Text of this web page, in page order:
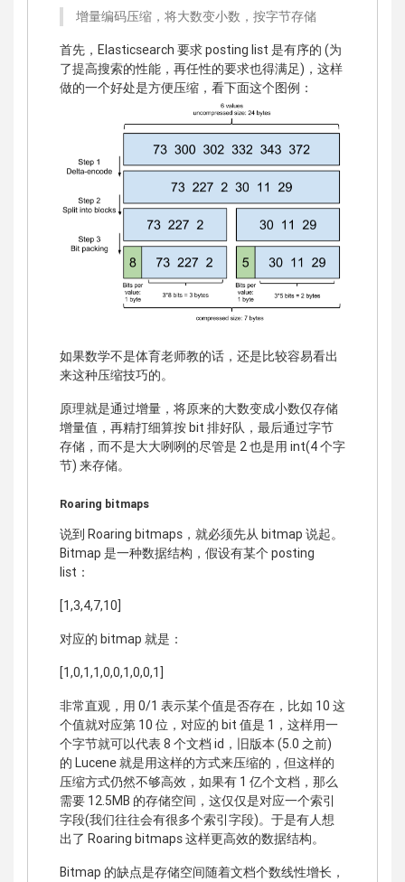
增量编码压缩，将大数变小数，按字节存储
首先，Elasticsearch 要求 posting list 是有序的 (为
了提高搜索的性能，再任性的要求也得满足)，这样
做的一个好处是方便压缩，看下面这个图例：
如果数学不是体育老师教的话，还是比较容易看出
来这种压缩技巧的。
原理就是通过增量，将原来的大数变成小数仅存储
增量值，再精打细算按 bit 排好队，最后通过字节
存储，而不是大大咧咧的尽管是 2 也是用 int(4 个字
节) 来存储。
Roaring bitmaps
说到 Roaring bitmaps，就必须先从 bitmap 说起。
Bitmap 是一种数据结构，假设有某个 posting
list：
[1,3,4,7,10]
对应的 bitmap 就是：
[1,0,1,1,0,0,1,0,0,1]
非常直观，用 0/1 表示某个值是否存在，比如 10 这
个值就对应第 10 位，对应的 bit 值是 1，这样用一
个字节就可以代表 8 个文档 id，旧版本 (5.0 之前)
的 Lucene 就是用这样的方式来压缩的，但这样的
压缩方式仍然不够高效，如果有 1 亿个文档，那么
需要 12.5MB 的存储空间，这仅仅是对应一个索引
字段(我们往往会有很多个索引字段)。于是有人想
出了 Roaring bitmaps 这样更高效的数据结构。
Bitmap 的缺点是存储空间随着文档个数线性增长，